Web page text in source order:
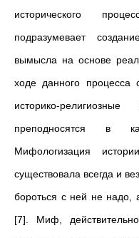
исторического
подразумевает
вымысла на основе
ходе данного процесса
историко-
преподносятся в
Мифологизация
существовала всегда и
бороться с ней не надо,
[7]. Миф,